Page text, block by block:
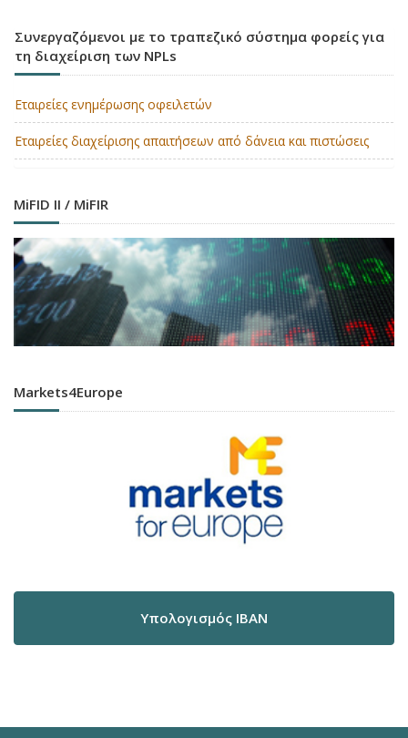
Συνεργαζόμενοι με το τραπεζικό σύστημα φορείς για
τη διαχείριση των NPLs
Εταιρείες ενημέρωσης οφειλετών
Εταιρείες διαχείρισης απαιτήσεων από δάνεια και πιστώσεις
MiFID II / MiFIR
Markets4Europe
Υπολογισμός IBAN